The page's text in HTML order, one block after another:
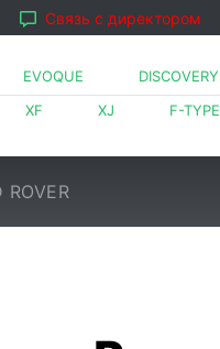
Связь с директором
EVOQUE
F-TYPE
XJ
XF